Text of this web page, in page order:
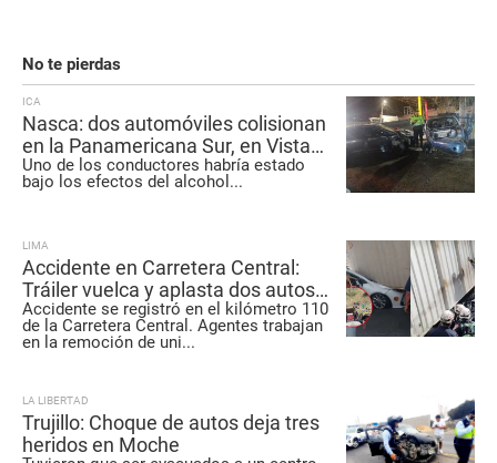
No te pierdas
ICA
Nasca: dos automóviles colisionan
en la Panamericana Sur, en Vista
Alegre
Uno de los conductores habría estado
bajo los efectos del alcohol ...
LIMA
Accidente en Carretera Central:
Tráiler vuelca y aplasta dos autos
en Chicla
Accidente se registró en el kilómetro 110
de la Carretera Central. Agentes trabajan
en la remoción de uni...
LA LIBERTAD
Trujillo: Choque de autos deja tres
heridos en Moche